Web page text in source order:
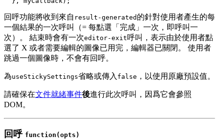
回呼功能將收到來自 result-generated 的針對使用者產生的每
一個結果的一次呼叫（= 每點選「完成」一次，即呼叫一
次）。 結束時會有一次editor-exit呼叫，表示由於使用者點
選了 X 或者需要編輯的圖像已用完，編輯器已關閉。 使用者
跳過一個圖像時，不會有回呼。
為useStickySettings省略或傳入 false ，以使用原廠預設值。
請確保在文件就緒事件後進行此次呼叫，因爲它會參照
DOM。
回呼 function(opts)